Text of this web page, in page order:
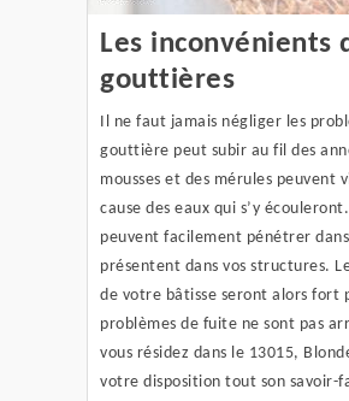
Les inconvénients
gouttières
Il ne faut jamais négliger les
gouttière peut subir au fil des
mousses et des mérules peuvent
cause des eaux qui s’y
peuvent facilement pénétrer
présentent dans vos structures.
de votre bâtisse seront alors fort
problèmes de fuite ne sont pas
vous résidez dans le 13015,
votre disposition tout son savoir-